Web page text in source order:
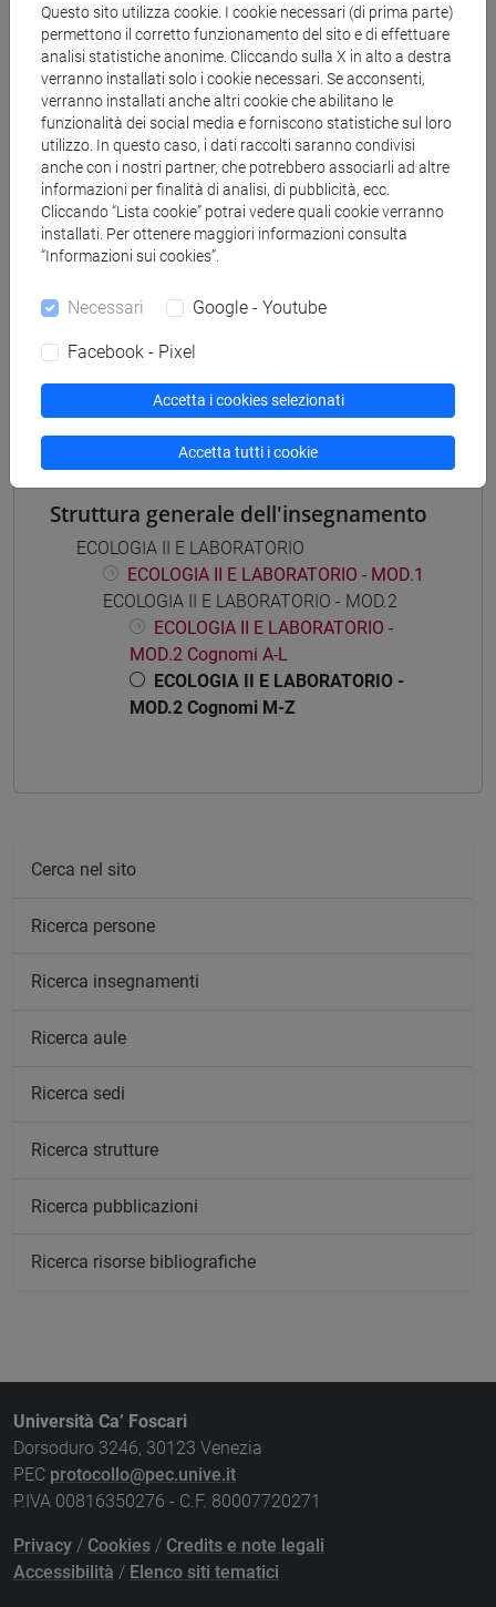
Corsi di studio e percorsi
[CT5] SCIENZE AMBIENTALI - Laurea
percorso comune
[CTR5] SCIENZE AMBIENTALI - Laurea
percorso comune
Mutua da
ECOLOGIA II E LABORATORIO - MOD.2
[CT0370]
Struttura generale dell'insegnamento
ECOLOGIA II E LABORATORIO
ECOLOGIA II E LABORATORIO - MOD.1
ECOLOGIA II E LABORATORIO - MOD.2
ECOLOGIA II E LABORATORIO -
MOD.2 Cognomi A-L
ECOLOGIA II E LABORATORIO -
MOD.2 Cognomi M-Z
Cerca nel sito
Ricerca persone
Ricerca insegnamenti
Ricerca aule
Ricerca sedi
Ricerca strutture
Ricerca pubblicazioni
Ricerca risorse bibliografiche
Università Ca’ Foscari
Dorsoduro 3246, 30123 Venezia
PEC protocollo@pec.unive.it
P.IVA 00816350276 - C.F. 80007720271
Privacy / Cookies / Credits e note legali
Accessibilità / Elenco siti tematici
Questo sito utilizza cookie. I cookie necessari (di prima parte)
permettono il corretto funzionamento del sito e di effettuare
analisi statistiche anonime. Cliccando sulla X in alto a destra
verranno installati solo i cookie necessari. Se acconsenti,
verranno installati anche altri cookie che abilitano le
funzionalità dei social media e forniscono statistiche sul loro
utilizzo. In questo caso, i dati raccolti saranno condivisi
anche con i nostri partner, che potrebbero associarli ad altre
informazioni per finalità di analisi, di pubblicità, ecc.
Cliccando “Lista cookie” potrai vedere quali cookie verranno
installati. Per ottenere maggiori informazioni consulta
“Informazioni sui cookies”.
Necessari Google - Youtube
Facebook - Pixel
Accetta i cookies selezionati
Accetta tutti i cookie